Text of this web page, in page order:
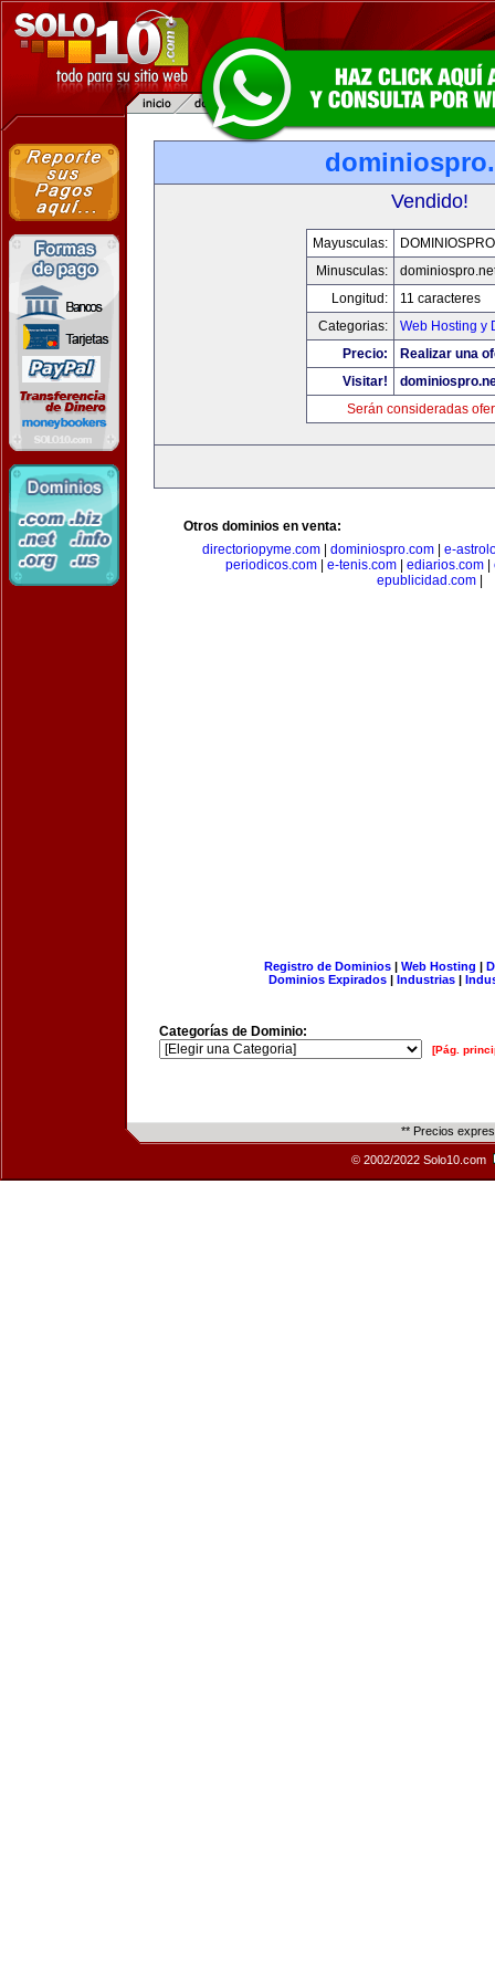
Vendido!
Mayusculas:
Minusculas:
Longitud:
11 caracteres
Categorias:
Web Hosting y
Precio:
Realizar una
Visitar!
Serán consideradas
Otros dominios en venta:
directoriopyme.com| dominiospro.com| e-
periodicos.com| e-tenis.com| ediarios.com|
epublicidad.com
Registro de Dominios| Web Hosting |
Dominios Expirados | Industrias |
Categorías de Dominio:
[Pág.
** Precios
© 2002/2022 Solo10.com